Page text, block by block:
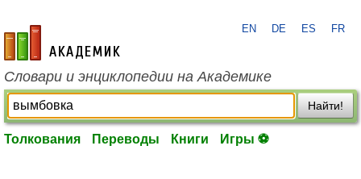
academic.ru
EN DE ES FR
Словари и энциклопедии на Академике
Найти!
Толкования Переводы Книги Игры ⚽